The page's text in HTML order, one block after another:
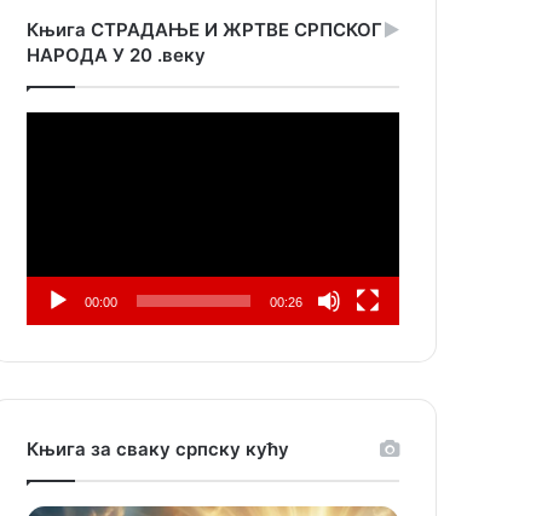
Књига СТРАДАЊЕ И ЖРТВЕ СРПСКОГ
НАРОДА У 20 .веку
00:00 00:26
Књига за сваку српску кућу